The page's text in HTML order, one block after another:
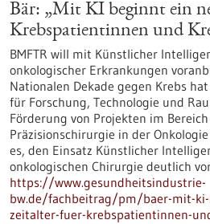
Bär: „Mit KI beginnt ein
Krebspatientinnen und
BMFTR will mit Künstlicher
onkologischer Erkrankungen
Nationalen Dekade gegen Krebs
für Forschung, Technologie und
Förderung von Projekten im
Präzisionschirurgie in der
es, den Einsatz Künstlicher
onkologischen Chirurgie deutlich
https://www.gesundheitsindustrie-
bw.de/fachbeitrag/pm/baer-mit-
zeitalter-fuer-krebspatientinnen-